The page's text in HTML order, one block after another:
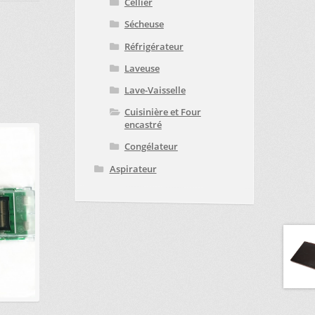
Sécheuse
Réfrigérateur
Laveuse
Lave-Vaisselle
Cuisinière et Four
encastré
Congélateur
Aspirateur